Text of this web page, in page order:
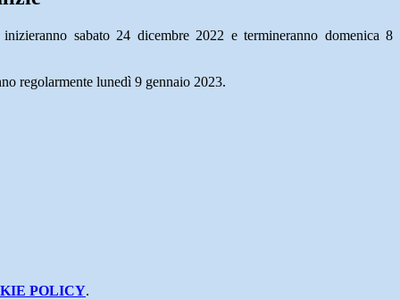
sabato 24 dicembre 2022 e termineranno domenica 8
regolarmente lunedì 9 gennaio 2023.
POLICY.